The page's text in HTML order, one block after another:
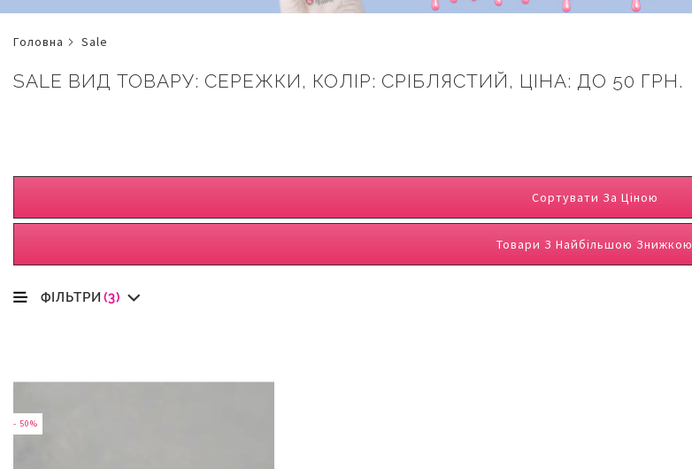
головна sale
SALE ВИД ТОВАРУ: СЕРЕЖКИ, КОЛІР: СРІБЛЯСТИЙ, ЦІНА: ДО 50 ГРН.
Сортувати За Ціною
Товари З Найбільшою Знижкою
- 50%
ФІЛЬТРИ (3)